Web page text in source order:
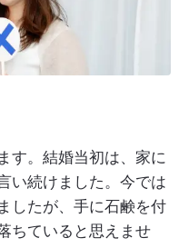
す。結婚当初は、家に
い続けました。今では
したが、手に石鹸を付
ちていると思えませ